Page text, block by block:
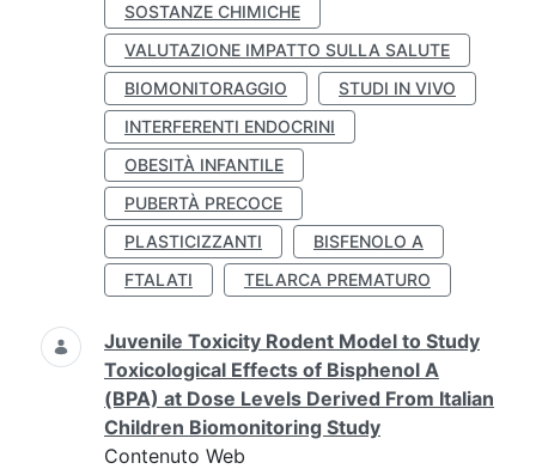
SOSTANZE CHIMICHE
VALUTAZIONE IMPATTO SULLA SALUTE
BIOMONITORAGGIO
STUDI IN VIVO
INTERFERENTI ENDOCRINI
OBESITÀ INFANTILE
PUBERTÀ PRECOCE
PLASTICIZZANTI
BISFENOLO A
FTALATI
TELARCA PREMATURO
Juvenile Toxicity Rodent Model to Study
Toxicological Effects of Bisphenol A
(BPA) at Dose Levels Derived From Italian
Children Biomonitoring Study
Contenuto Web